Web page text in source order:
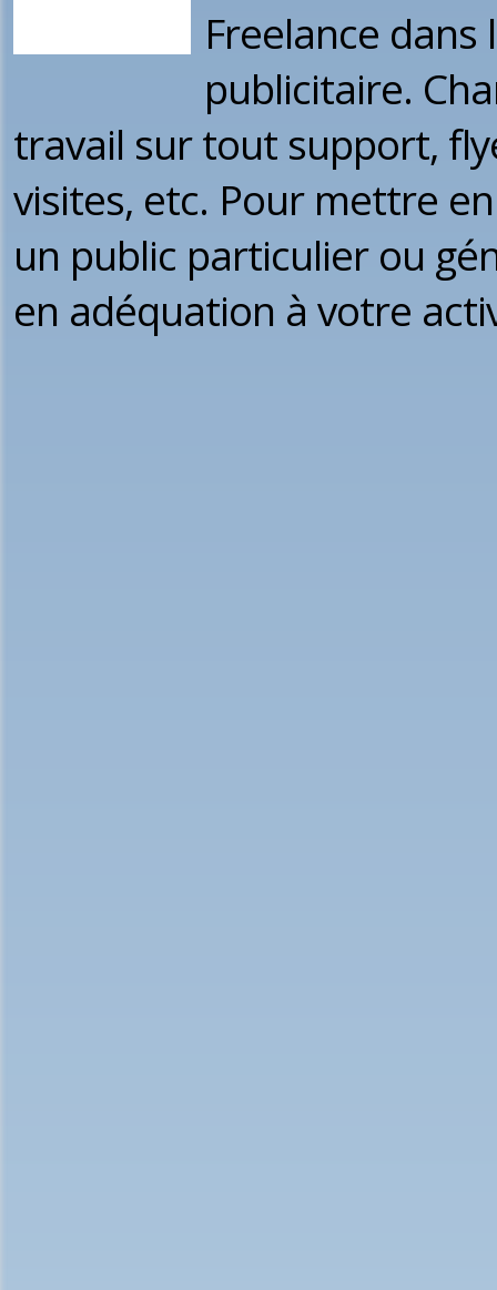
Freelance
publicitaire.
travail sur tout support,
visites, etc. Pour mettre
un public particulier ou
en adéquation à votre